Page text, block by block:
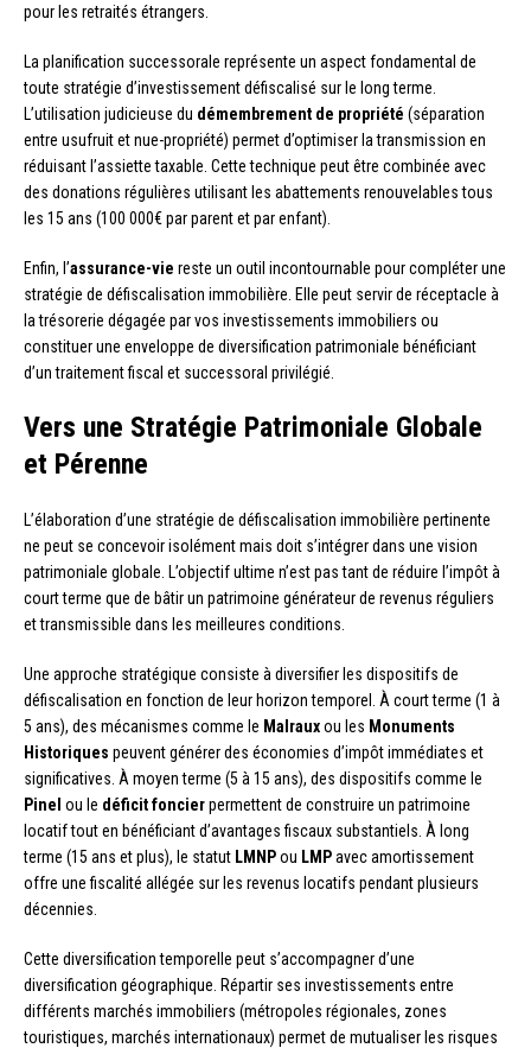
pour les retraités étrangers.
La planification successorale représente un aspect fondamental de
toute stratégie d’investissement défiscalisé sur le long terme.
L’utilisation judicieuse du démembrement de propriété (séparation
entre usufruit et nue-propriété) permet d’optimiser la transmission en
réduisant l’assiette taxable. Cette technique peut être combinée avec
des donations régulières utilisant les abattements renouvelables tous
les 15 ans (100 000€ par parent et par enfant).
Enfin, l’assurance-vie reste un outil incontournable pour compléter une
stratégie de défiscalisation immobilière. Elle peut servir de réceptacle à
la trésorerie dégagée par vos investissements immobiliers ou
constituer une enveloppe de diversification patrimoniale bénéficiant
d’un traitement fiscal et successoral privilégié.
Vers une Stratégie Patrimoniale Globale
et Pérenne
L’élaboration d’une stratégie de défiscalisation immobilière pertinente
ne peut se concevoir isolément mais doit s’intégrer dans une vision
patrimoniale globale. L’objectif ultime n’est pas tant de réduire l’impôt à
court terme que de bâtir un patrimoine générateur de revenus réguliers
et transmissible dans les meilleures conditions.
Une approche stratégique consiste à diversifier les dispositifs de
défiscalisation en fonction de leur horizon temporel. À court terme (1 à
5 ans), des mécanismes comme le Malrauxou les Monuments
Historiques peuvent générer des économies d’impôt immédiates et
significatives. À moyen terme (5 à 15 ans), des dispositifs comme le
Pinel ou le déficit foncierpermettent de construire un patrimoine
locatif tout en bénéficiant d’avantages fiscaux substantiels. À long
terme (15 ans et plus), le statut LMNPou LMPavec amortissement
offre une fiscalité allégée sur les revenus locatifs pendant plusieurs
décennies.
Cette diversification temporelle peut s’accompagner d’une
diversification géographique. Répartir ses investissements entre
différents marchés immobiliers (métropoles régionales, zones
touristiques, marchés internationaux) permet de mutualiser les risques